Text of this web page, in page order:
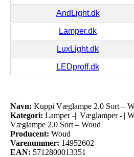
AndLight.dk
Lamper.dk
LuxLight.dk
LEDproff.dk
Navn: Kuppi Væglampe 2.0 Sort –
Kategori: Lamper -|| Væglamper -||
Væglampe 2.0 Sort – Woud
Producent: Woud
Varenummer: 14952602
EAN: 5712800013351